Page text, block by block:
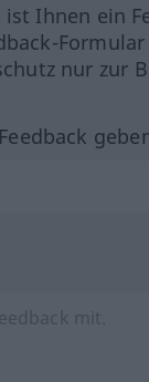
Ihnen ein
nur zur